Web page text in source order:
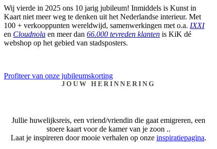
Wij vierde in 2025 ons 10 jarig jubileum! Inmiddels is Kunst in
Kaart niet meer weg te denken uit het Nederlandse interieur. Met
100 + verkooppunten wereldwijd, samenwerkingen met o.a. IXXI
en Cloudnola en meer dan 66.000 tevreden klanten is KiK dé
webshop op het gebied van stadsposters.
Profiteer van onze jubileumskorting
JOUW HERINNERING
Jullie huwelijksreis, een vriend/vriendin die gaat emigreren, een
stoere kaart voor de kamer van je zoon ..
Laat je inspireren door mooie verhalen op onze inspiratiepagina.